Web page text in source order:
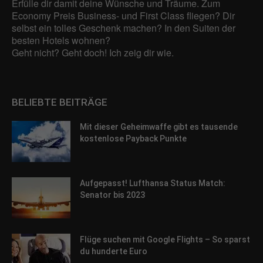
Erfülle dir damit deine Wünsche und Träume. Zum
Economy Preis Business- und First Class fliegen? Dir
selbst ein tolles Geschenk machen? In den Suiten der
besten Hotels wohnen?
Geht nicht? Geht doch! Ich zeig dir wie.
BELIEBTE BEITRÄGE
Mit dieser Geheimwaffe gibt es tausende
kostenlose Payback Punkte
Aufgepasst! Lufthansa Status Match:
Senator bis 2023
Flüge suchen mit Google Flights – So sparst
du hunderte Euro
Anzeigen- und Inhaltsmessung. Weitere Informationen über die
Verwendung Ihrer Daten finden Sie in unserer
Datenschutzerklärung.
Hier finden Sie eine Übersicht über alle verwendeten Cookies. Sie
können Ihre Einwilligung zu ganzen Kategorien geben oder sich
Alle akzeptieren
Zurück
Datenschutzeinstellungen
Essenziell (1)
Essenzielle Cookies ermöglichen grundlegende Funktionen und sind für
die einwandfreie Funktion der Website erforderlich.
Statistik Cookies erfassen Informationen anonym. Diese Informationen
helfen uns zu verstehen, wie unsere Besucher unsere Website nutzen.